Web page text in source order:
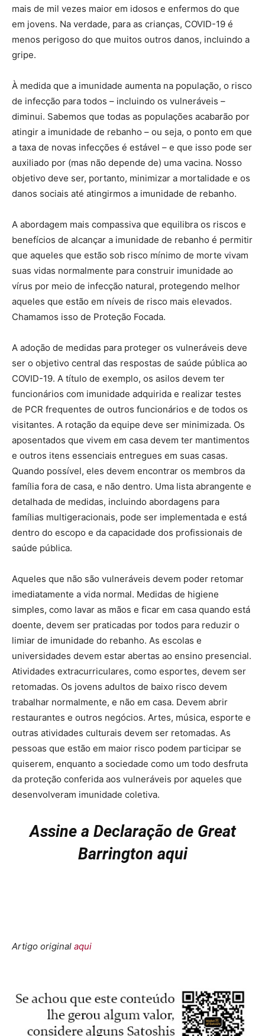
mais de mil vezes maior em idosos e enfermos do que
em jovens. Na verdade, para as crianças, COVID-19 é
menos perigoso do que muitos outros danos, incluindo a
gripe.
À medida que a imunidade aumenta na população, o risco
de infecção para todos – incluindo os vulneráveis ​​–
diminui. Sabemos que todas as populações acabarão por
atingir a imunidade de rebanho – ou seja, o ponto em que
a taxa de novas infecções é estável – e que isso pode ser
auxiliado por (mas não depende de) uma vacina. Nosso
objetivo deve ser, portanto, minimizar a mortalidade e os
danos sociais até atingirmos a imunidade de rebanho.
A abordagem mais compassiva que equilibra os riscos e
benefícios de alcançar a imunidade de rebanho é permitir
que aqueles que estão sob risco mínimo de morte vivam
suas vidas normalmente para construir imunidade ao
vírus por meio de infecção natural, protegendo melhor
aqueles que estão em níveis de risco mais elevados.
Chamamos isso de Proteção Focada.
A adoção de medidas para proteger os vulneráveis ​​deve
ser o objetivo central das respostas de saúde pública ao
COVID-19. A título de exemplo, os asilos devem ter
funcionários com imunidade adquirida e realizar testes
de PCR frequentes de outros funcionários e de todos os
visitantes. A rotação da equipe deve ser minimizada. Os
aposentados que vivem em casa devem ter mantimentos
e outros itens essenciais entregues em suas casas.
Quando possível, eles devem encontrar os membros da
família fora de casa, e não dentro. Uma lista abrangente e
detalhada de medidas, incluindo abordagens para
famílias multigeracionais, pode ser implementada e está
dentro do escopo e da capacidade dos profissionais de
saúde pública.
Aqueles que não são vulneráveis ​​devem poder retomar
imediatamente a vida normal. Medidas de higiene
simples, como lavar as mãos e ficar em casa quando está
doente, devem ser praticadas por todos para reduzir o
limiar de imunidade do rebanho. As escolas e
universidades devem estar abertas ao ensino presencial.
Atividades extracurriculares, como esportes, devem ser
retomadas. Os jovens adultos de baixo risco devem
trabalhar normalmente, e não em casa. Devem abrir
restaurantes e outros negócios. Artes, música, esporte e
outras atividades culturais devem ser retomadas. As
pessoas que estão em maior risco podem participar se
quiserem, enquanto a sociedade como um todo desfruta
da proteção conferida aos vulneráveis ​​por aqueles que
desenvolveram imunidade coletiva.
Assine a Declaração de Great
Barrington aqui
Artigo original aqui